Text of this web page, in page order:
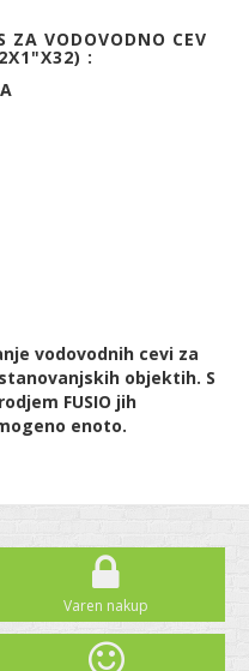
ZA VODOVODNO CEV
:
vodovodnih cevi za
objektih. S
FUSIO jih
enoto.
Varen nakup